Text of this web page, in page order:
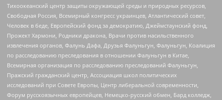
Тихоокеанский центр защиты окружающей среды и природных ресурсов,
Свободная Россия, Всемирный конгресс украинцев, Атлантический совет,
Человек в беде, Европейский фонд за демократию, Джеймстаунский фонд,
Прожект Хармони, Родники дракона, Врачи против насильственного
извлечения органов, Фалунь Дафа, Друзья Фалуньгун, Фалуньгун, Коалиция
по расследованию преследования в отношении Фалуньгун в Китае,
Всемирная организация по расследованию преследований Фалуньгун,
Пражский гражданский центр, Ассоциация школ политических
исследований при Совете Европы, Центр либеральной современности,
Форум русскоязычных европейцев, Немецко-русский обмен, Бард колледж,